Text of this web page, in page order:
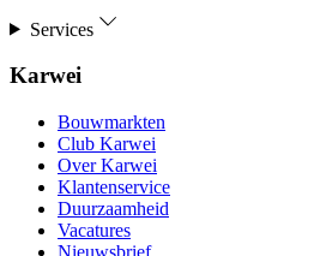
Services
Karwei
Bouwmarkten
Club Karwei
Over Karwei
Klantenservice
Duurzaamheid
Vacatures
Nieuwsbrief